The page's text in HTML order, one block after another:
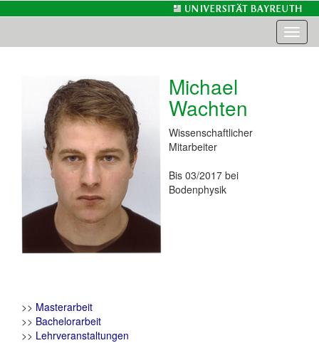
Michael
Wachten
Wissenschaftlicher
Mitarbeiter
Bis 03/2017 bei
Bodenphysik
>> Masterarbeit
>> Bachelorarbeit
>> Lehrveranstaltungen